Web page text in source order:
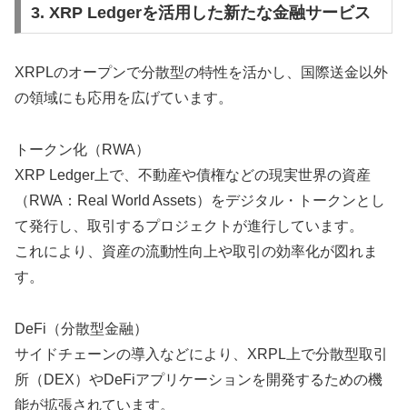
3. XRP Ledgerを活用した新たな金融サービス
XRPLのオープンで分散型の特性を活かし、国際送金以外
の領域にも応用を広げています。
トークン化（RWA）
XRP Ledger上で、不動産や債権などの現実世界の資産
（RWA：Real World Assets）をデジタル・トークンとし
て発行し、取引するプロジェクトが進行しています。
これにより、資産の流動性向上や取引の効率化が図れま
す。
DeFi（分散型金融）
サイドチェーンの導入などにより、XRPL上で分散型取引
所（DEX）やDeFiアプリケーションを開発するための機
能が拡張されています。